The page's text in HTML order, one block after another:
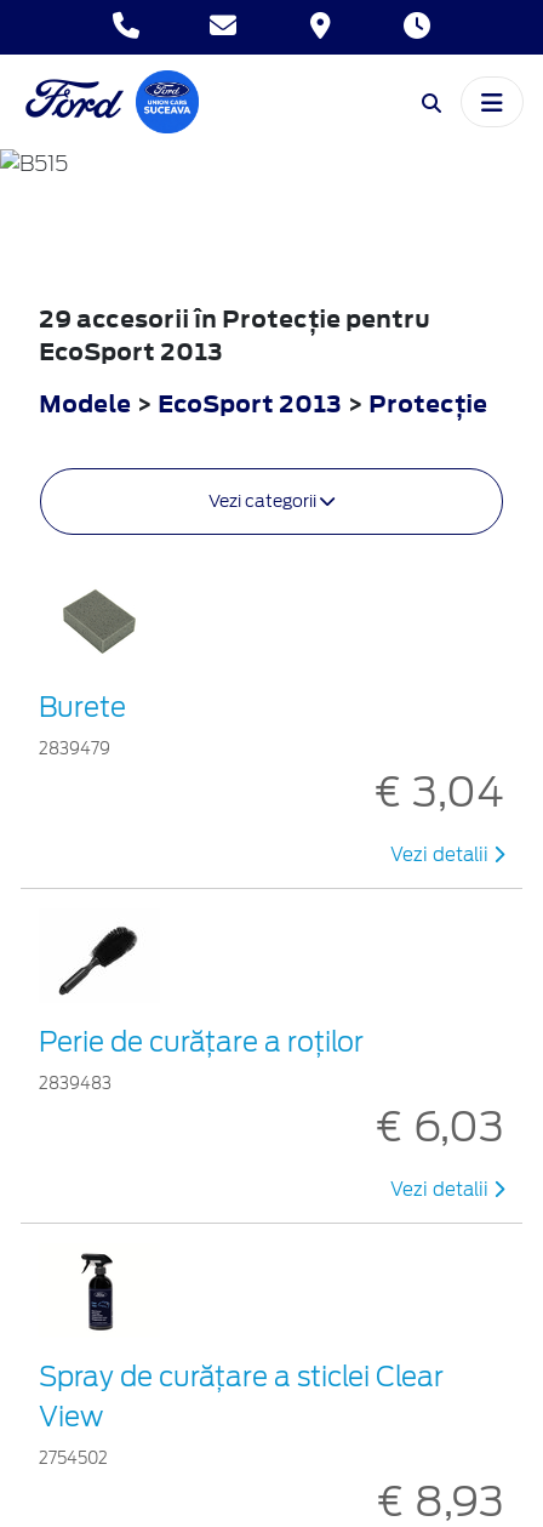
ECOSPORT
29 accesorii în Protecţie pentru
EcoSport 2013
Modele > EcoSport 2013 > Protecţie
Vezi categorii
Burete
2839479
€ 3,04
Vezi detalii
Perie de curățare a roților
2839483
€ 6,03
Vezi detalii
Spray de curățare a sticlei Clear
View
2754502
€ 8,93